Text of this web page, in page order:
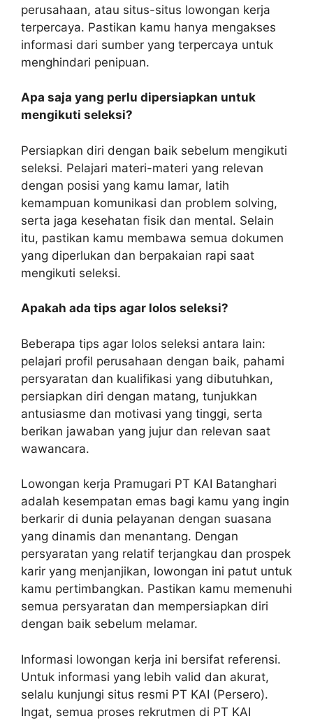
perusahaan, atau situs-situs lowongan kerja
terpercaya. Pastikan kamu hanya mengakses
informasi dari sumber yang terpercaya untuk
menghindari penipuan.
Apa saja yang perlu dipersiapkan untuk
mengikuti seleksi?
Persiapkan diri dengan baik sebelum mengikuti
seleksi. Pelajari materi-materi yang relevan
dengan posisi yang kamu lamar, latih
kemampuan komunikasi dan problem solving,
serta jaga kesehatan fisik dan mental. Selain
itu, pastikan kamu membawa semua dokumen
yang diperlukan dan berpakaian rapi saat
mengikuti seleksi.
Apakah ada tips agar lolos seleksi?
Beberapa tips agar lolos seleksi antara lain:
pelajari profil perusahaan dengan baik, pahami
persyaratan dan kualifikasi yang dibutuhkan,
persiapkan diri dengan matang, tunjukkan
antusiasme dan motivasi yang tinggi, serta
berikan jawaban yang jujur dan relevan saat
wawancara.
Lowongan kerja Pramugari PT KAI Batanghari
adalah kesempatan emas bagi kamu yang ingin
berkarir di dunia pelayanan dengan suasana
yang dinamis dan menantang. Dengan
persyaratan yang relatif terjangkau dan prospek
karir yang menjanjikan, lowongan ini patut untuk
kamu pertimbangkan. Pastikan kamu memenuhi
semua persyaratan dan mempersiapkan diri
dengan baik sebelum melamar.
Informasi lowongan kerja ini bersifat referensi.
Untuk informasi yang lebih valid dan akurat,
selalu kunjungi situs resmi PT KAI (Persero).
Ingat, semua proses rekrutmen di PT KAI